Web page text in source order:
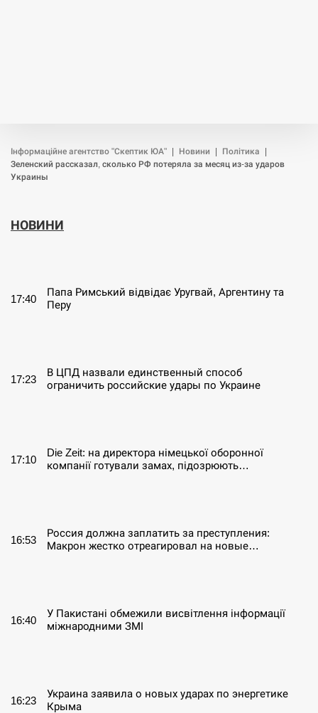
Інформаційне агентство "Скептик ЮА" Новини Політика
Зеленский рассказал, сколько РФ потеряла за месяц из-за ударов
Украины
НОВИНИ
17:40
Папа Римський відвідає Уругвай, Аргентину та
Перу
17:23
В ЦПД назвали единственный способ
ограничить российские удары по Украине
17:10
Die Zeit: на директора німецької оборонної
компанії готували замах, підозрюють…
16:53
Россия должна заплатить за преступления:
Макрон жестко отреагировал на новые…
16:40
У Пакистані обмежили висвітлення інформації
міжнародними ЗМІ
16:23
Украина заявила о новых ударах по энергетике
Крыма